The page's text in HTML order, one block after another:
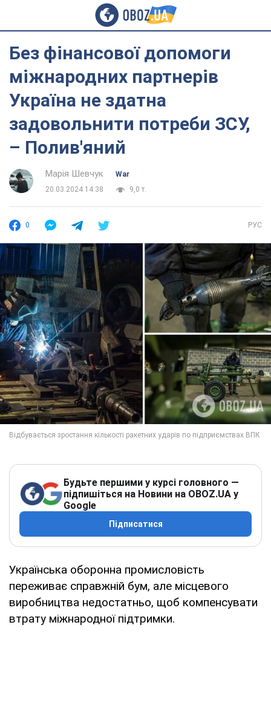
Без фінансової допомоги
міжнародних партнерів
Україна не здатна
задовольнити потреби ЗСУ,
– Полив'яний
Марія Шевчук
War
20.03.2024 14:38
9,0 т.
0 РУС
Будьте першими у курсі головного —
підпишіться на Новини на OBOZ.UA у
Google
Підписатися
Українська оборонна промисловість
переживає справжній бум, але місцевого
виробництва недостатньо, щоб компенсувати
втрату міжнародної підтримки.